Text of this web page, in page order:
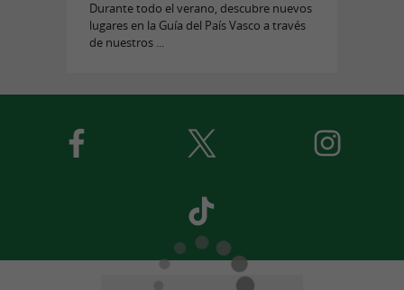
Durante todo el verano, descubre nuevos
lugares en la Guía del País Vasco a través
de nuestros ...